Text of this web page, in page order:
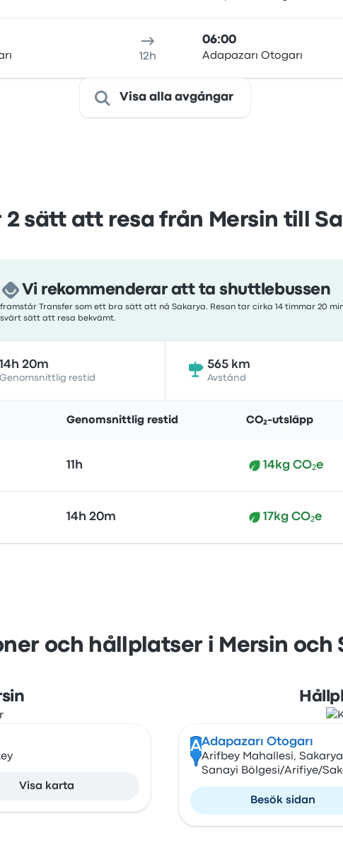
12h
06:00
Adapazarı Otogarı
Visa alla avgångar
2 sätt att resa från Mersin till
Vi rekommenderar att ta shuttlebussen
Transfer som ett bra sätt att nå Sakarya. Resan tar cirka 14 timmar 20
sätt att resa bekvämt.
14h 20m
Genomsnittlig restid
565 km
Avstånd
Genomsnittlig restid CO₂-utsläpp
11h 14kg CO₂e
14h 20m 17kg CO₂e
och hållplatser i Mersin och
Visa karta
AAdapazarı Otogarı
Arifbey Mahallesi,
Sanayi Bölgesi/Arifiye/
Besök sidan